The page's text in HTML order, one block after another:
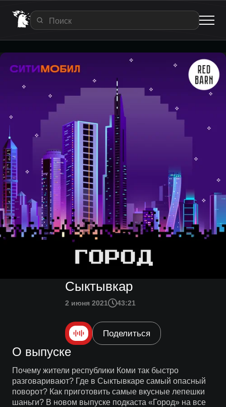
Сыктывкар
2 июня 2021 43:21
Поделиться
О выпуске
Почему жители республики Коми так быстро
разговаривают? Где в Сыктывкаре самый опасный
поворот? Как приготовить самые вкусные лепешки
шаньги? В новом выпуске подкаста «‎Город» на все